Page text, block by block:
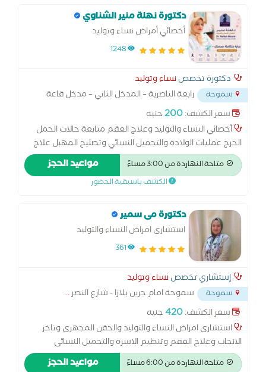
دكتورة نهلة منير الشناوي
أخصائي أمراض نساء وتوليد
1248
دكتورة تخصصنساء وتوليد
سموحة
رابعة الناصرية – المدخل الثاني – مدخل قاعة
جراند سوارية...
سعر الكشف:200جنيه
أخصائي النساء والتوليد وعلاج العقم متابعة حالات الحمل
الحرج عمليات الولادة والتجميل النسائي وتصليح المهبل علاج
العقم، اضطرابات الدورة وتنظيم الأسرة المناظير النسائية أورام
النسا خبرة ستة عشر عاما في مجال النسا والتوليد
متاحة النهاردة من 3:00 مساءً مواعيد الحجز
الكشف باسبقية الحضور
دكتورة مى سمير
استشارى امراض النساء والتوليد
361
إستشاري تخصصنساء وتوليد
سموحة سموحة امام جرين بلازا - شارع النصر...
سعر الكشف:420جنيه
استشارى امراض النساء والتوليد والحقن المجهرى وتاخر
الانجاب وعلاج العقم وتنظيم الاسرة والتجميل النسائى
والكشف بالاشعة التلفزيونية ومتابعة الحمل
متاحة النهاردة من 6:00 مساءً مواعيد الحجز